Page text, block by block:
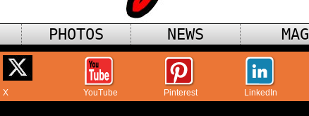
PHOTOS NEWS MAG
X YouTube Pinterest LinkedIn